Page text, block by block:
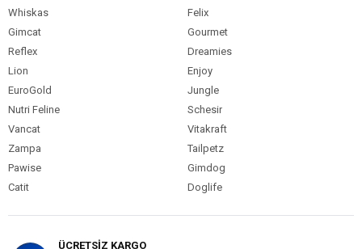
Whiskas
Felix
Gimcat
Gourmet
Reflex
Dreamies
Lion
Enjoy
EuroGold
Jungle
Nutri Feline
Schesir
Vancat
Vitakraft
Zampa
Tailpetz
Pawise
Gimdog
Catit
Doglife
ÜCRETSİZ KARGO